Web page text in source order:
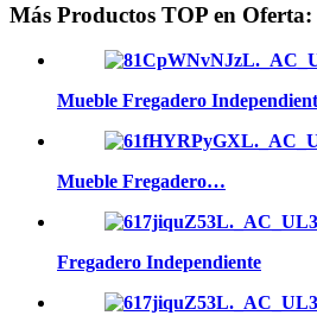
Más Productos TOP en Oferta:
Mueble Fregadero
Mueble Fregadero…
Fregadero Independiente